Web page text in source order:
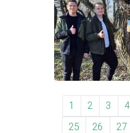
1 2 3 4
25
26 27